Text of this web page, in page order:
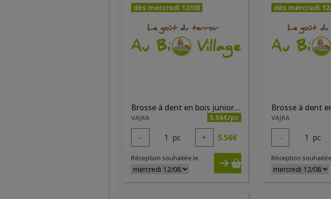
dès mercredi 12/08
Brosse à dent en bois juniors 7-10 ans
VAJRA 5.56€/pc
- 1 pc + 5.56€
Réception souhaitée le
dès mercredi
VAJRA
- 1 pc
Réception